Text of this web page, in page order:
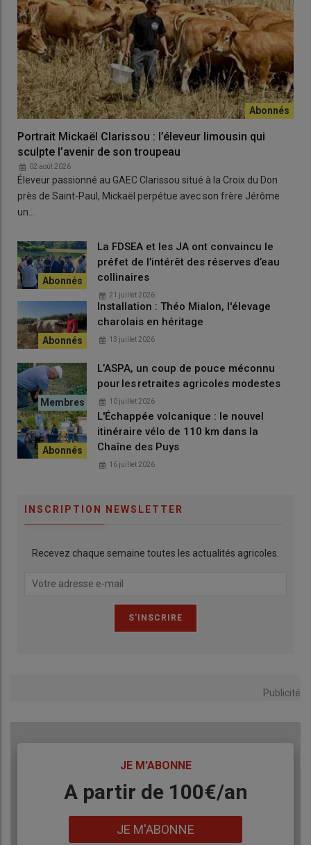
Portrait Mickaël Clarissou : l’éleveur limousin qui
sculpte l’avenir de son troupeau
02 août 2026
Éleveur passionné au GAEC Clarissou situé à la Croix du Don
près de Saint-Paul, Mickaël perpétue avec son frère Jérôme
un…
La FDSEA et les JA ont convaincu le
préfet de l’intérêt des réserves d’eau
collinaires
21 juillet 2026
Installation : Théo Mialon, l'élevage
charolais en héritage
13 juillet 2026
L’ASPA, un coup de pouce méconnu
pour les retraites agricoles modestes
10 juillet 2026
L'Échappée volcanique : le nouvel
itinéraire vélo de 110 km dans la
Chaîne des Puys
16 juillet 2026
INSCRIPTION NEWSLETTER
Recevez chaque semaine toutes les actualités agricoles.
Publicité
JE M'ABONNE
BodyA partir de 100€/an
JE M'ABONNE